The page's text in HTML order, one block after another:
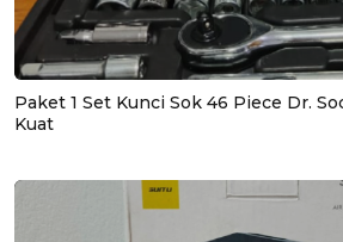
Paket 1 Set Kunci Sok 46 Piece Dr.
Kuat